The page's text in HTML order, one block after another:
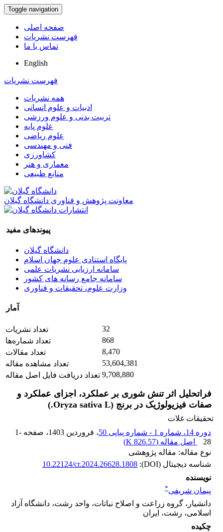
Toggle navigation
صفحه اصلی
فهرست نشریات
تماس با ما
English
فهرست نشریات
همه نشریات
ادبیات و علوم انسانی
تربیت بدنی و علوم ورزشی
علوم پایه
علوم ریاضی
فنی و مهندسی
کشاورزی
معماری و هنر
منابع طبیعی
معاونت پژوهش و فناوری دانشگاه گیلان
پیوندهای مفید
دانشگاه گیلان
پایگاه استنادی علوم جهان اسلام
سامانه ارزیابی نشریات علمی
سامانه جامع رسانه های کشور
وزارت علوم، تحقیقات و فناوری
آمار
تعداد نشریات
32
تعداد شماره‌ها
868
تعداد مقالات
8,470
تعداد مشاهده مقاله
53,604,381
تعداد دریافت فایل اصل مقاله 9,708,880
فراتحلیل اثر تنش شوری بر عملکرد، اجزای عملکرد و
صفات فیزیولوژیک در برنج (Oryza sativa L.)
تحقیقات غلات
دوره 14، شماره 1 - شماره پیاپی 50
، فروردین 1403 ، صفحه 1-
28
اصل مقاله (826.57 K
)
نوع مقاله: مقاله پژوهشی
شناسه دیجیتال (DOI):
10.22124/cr.2024.26628.1808
نویسنده
پیمان شریفی*
دانشیار، گروه زراعت و اصلاح نباتات، واحد رشت، دانشگاه آزاد
اسلامی، رشت، ایران
چکیده